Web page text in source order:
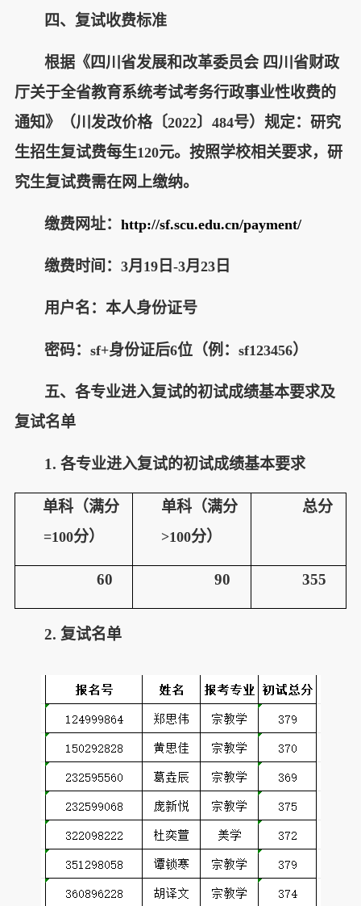
四、复试收费标准
根据《四川省发展和改革委员会 四川省财政
厅关于全省教育系统考试考务行政事业性收费的
通知》（川发改价格〔2022〕 484号）规定：研究
生招生复试费每生120元。按照学校相关要求，研
究生复试费需在网上缴纳。
缴费网址： http://sf.scu.edu.cn/payment/
缴费时间： 3月 19日 -3月 23日
用户名：本人身份证号
密码： sf+身份证后6位（例： sf123456）
五、各专业进入复试的初试成绩基本要求及
复试名单
1. 各专业进入复试的初试成绩基本要求
单科（满分
=100分）
单科（满分
>100分）
总分
60 90 355
2. 复试名单